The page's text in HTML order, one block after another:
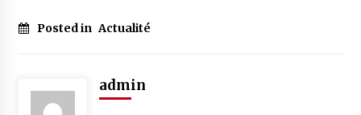
Posted in Actualité
admin